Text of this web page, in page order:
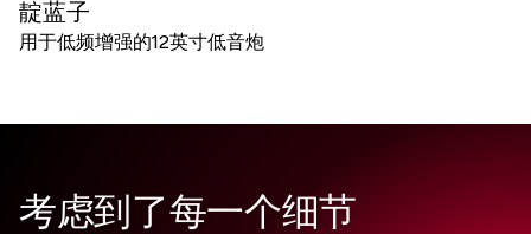
靛蓝子
用于低频增强的12英寸低音炮
考虑到了每一个细节